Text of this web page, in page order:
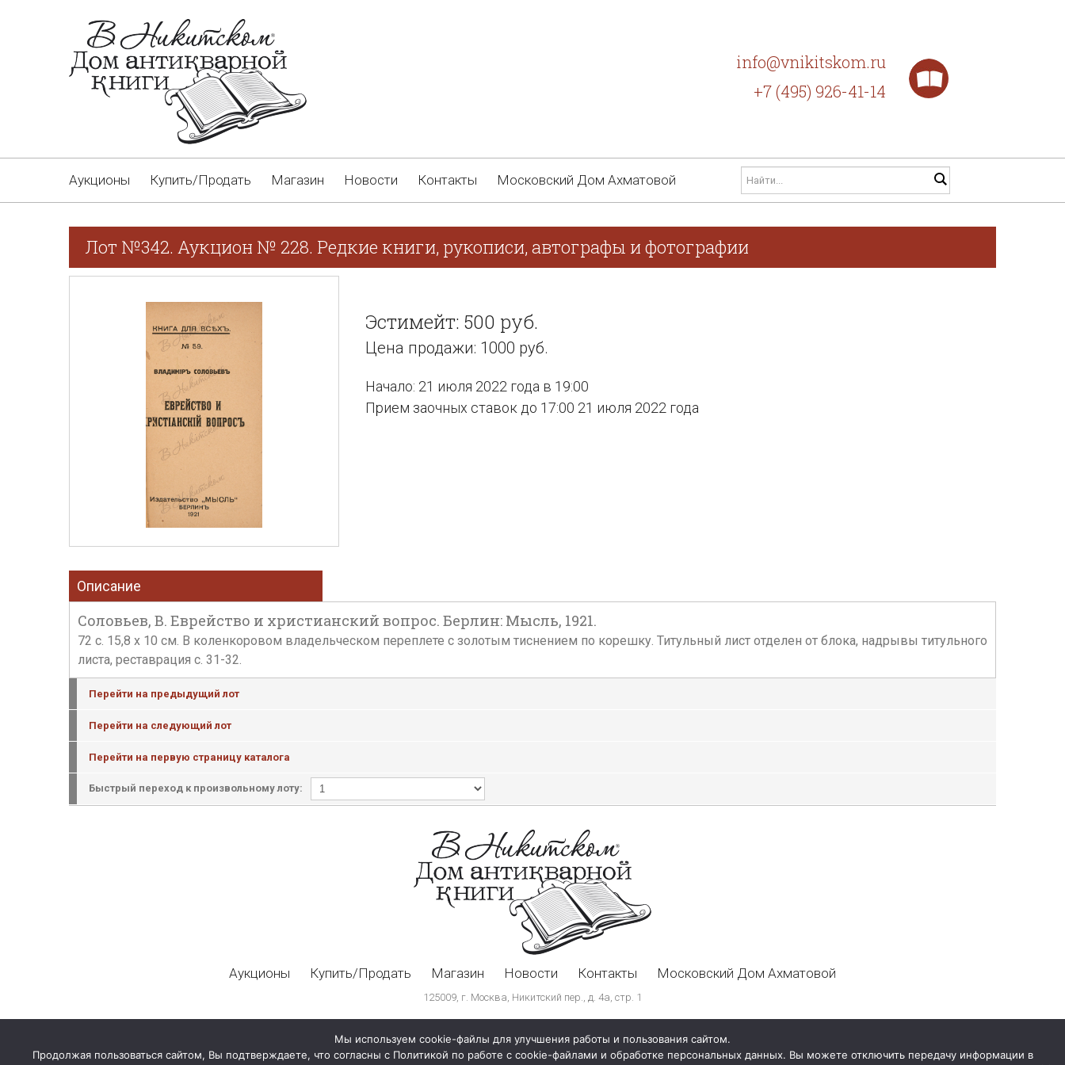
info@vnikitskom.ru
+7 (495) 926-41-14
Аукционы Купить/Продать Магазин Новости Контакты Московский Дом Ахматовой
Лот №342. Аукцион № 228. Редкие книги, рукописи, автографы и фотографии
Эстимейт: 500 руб.
Цена продажи: 1000 руб.
Начало: 21 июля 2022 года в 19:00
Прием заочных ставок до 17:00 21 июля 2022 года
Описание
Соловьев, В. Еврейство и христианский вопрос. Берлин: Мысль, 1921.
72 с. 15,8 х 10 см. В коленкоровом владельческом переплете с золотым тиснением по корешку. Титульный лист отделен от блока, надрывы титульного
листа, реставрация с. 31-32.
Перейти на предыдущий лот
Перейти на следующий лот
Перейти на первую страницу каталога
Быстрый переход к произвольному лоту:
Аукционы Купить/Продать Магазин Новости Контакты Московский Дом Ахматовой
125009, г. Москва, Никитский пер., д. 4а, стр. 1
Мы используем cookie-файлы для улучшения работы и пользования сайтом.
Продолжая пользоваться сайтом, Вы подтверждаете, что согласны с Политикой по работе с cookie-файлами и обработке персональных данных. Вы можете отключить передачу информации в